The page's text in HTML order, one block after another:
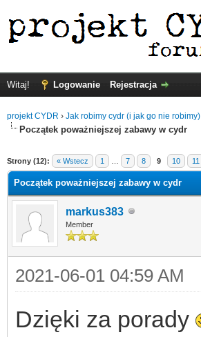
Witaj! Logowanie Rejestracja
projekt CYDR › Jak robimy cydr (i jak go nie robimy)
Początek poważniejszej zabawy w cydr
Strony (12): « Wstecz 1 7 8 9 10 11
Początek poważniejszej zabawy w cydr
markus383
Member
2021-06-01 04:59 AM
Dzięki za porady